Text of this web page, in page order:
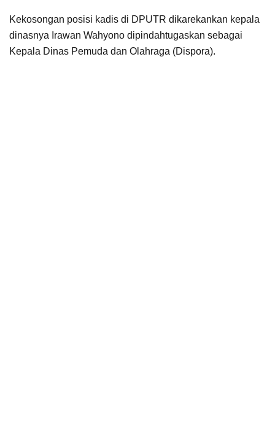
Kekosongan posisi kadis di DPUTR dikarekankan kepala
dinasnya Irawan Wahyono dipindahtugaskan sebagai
Kepala Dinas Pemuda dan Olahraga (Dispora).